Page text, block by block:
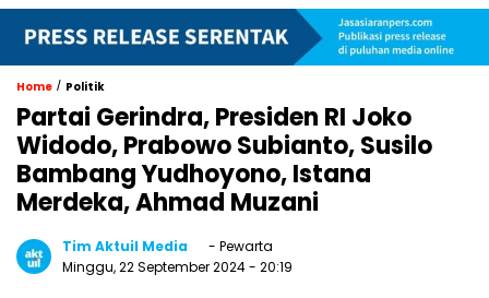
Home / Politik
Partai Gerindra, Presiden RI Joko
Widodo, Prabowo Subianto, Susilo
Bambang Yudhoyono, Istana
Merdeka, Ahmad Muzani
Tim Aktuil Media
- Pewarta
Minggu, 22 September 2024- 20:19